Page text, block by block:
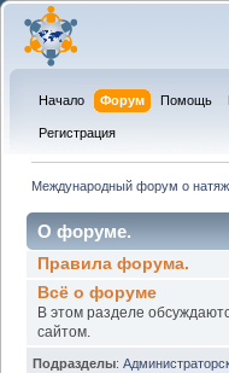
Начало Форум Помощь
Регистрация
Международный форум о
О форуме.
Правила форума.
Всё о форуме
В этом разделе
сайтом.
Подразделы: